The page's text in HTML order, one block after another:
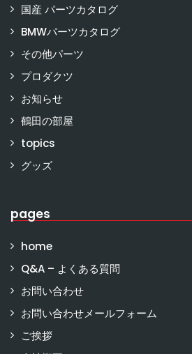
国産 パーツカタログ
BMWパーツカタログ
その他パーツ
プロダクツ
お知らせ
鶴田の部屋
topics
グッズ
pages
home
Q&A – よくある質問
お問い合わせ
お問い合わせメールフォーム
ご挨拶